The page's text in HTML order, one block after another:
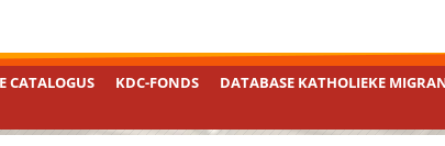
CATALOGUS KDC-FONDS
DATABASE KATHOLIEKE